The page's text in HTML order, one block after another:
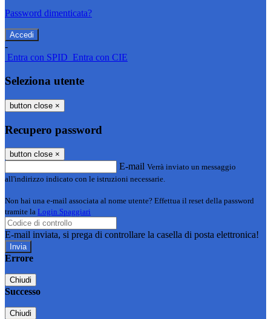
Password dimenticata?
-
Entra con SPID Entra con CIE
Seleziona utente
button close ×
Recupero password
button close ×
E-mail Verrà inviato un messaggio
all'indirizzo indicato con le istruzioni necessarie.
Non hai una e-mail associata al nome utente? Effettua il reset della password
tramite la Login Spaggiari
E-mail inviata, si prega di controllare la casella di posta elettronica!
Errore
Chiudi
Successo
Chiudi